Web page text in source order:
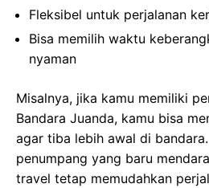
Fleksibel untuk perjalanan
Bisa memilih waktu
nyaman
Misalnya, jika kamu memiliki
Bandara Juanda, kamu bisa
agar tiba lebih awal di
penumpang yang baru
travel tetap memudahkan